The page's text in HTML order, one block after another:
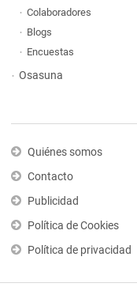
Colaboradores
Blogs
Encuestas
Osasuna
Quiénes somos
Contacto
Publicidad
Política de Cookies
Política de privacidad